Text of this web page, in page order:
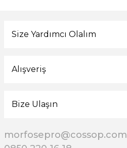
Size Yardımcı Olalım
Alışveriş
Bize Ulaşın
morfosepro@cossop.com